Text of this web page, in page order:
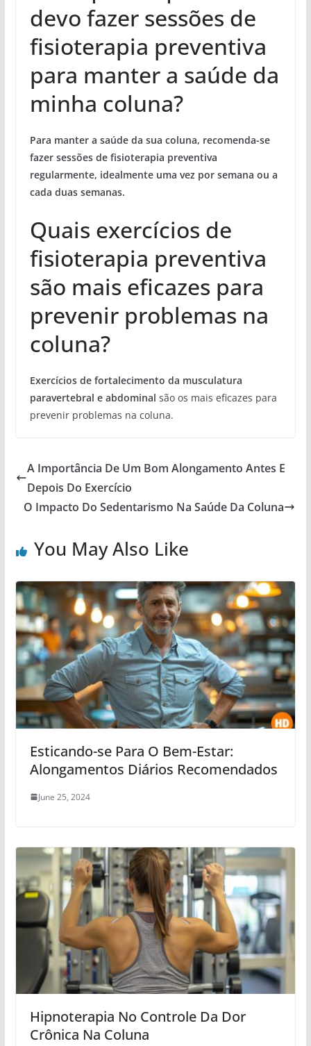
devo fazer sessões de
fisioterapia preventiva
para manter a saúde da
minha coluna?
Para manter a saúde da sua coluna, recomenda-se
fazer sessões de fisioterapia preventiva
regularmente, idealmente uma vez por semana ou a
cada duas semanas.
Quais exercícios de
fisioterapia preventiva
são mais eficazes para
prevenir problemas na
coluna?
Exercícios de fortalecimento da musculatura
paravertebral e abdominal são os mais eficazes para
prevenir problemas na coluna.
A Importância De Um Bom Alongamento Antes E
Depois Do Exercício
O Impacto Do Sedentarismo Na Saúde Da Coluna
You May Also Like
Esticando-se Para O Bem-Estar:
Alongamentos Diários Recomendados
June 25, 2024
Hipnoterapia No Controle Da Dor
Crônica Na Coluna